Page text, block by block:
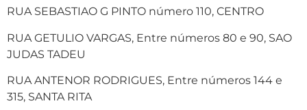
RUA SEBASTIAO G PINTO número 110, CENTRO
RUA GETULIO VARGAS, Entre números 80 e 90, SAO
JUDAS TADEU
RUA ANTENOR RODRIGUES, Entre números 144 e
315, SANTA RITA